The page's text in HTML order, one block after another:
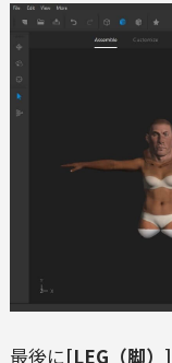
最後に[LEG（脚）]